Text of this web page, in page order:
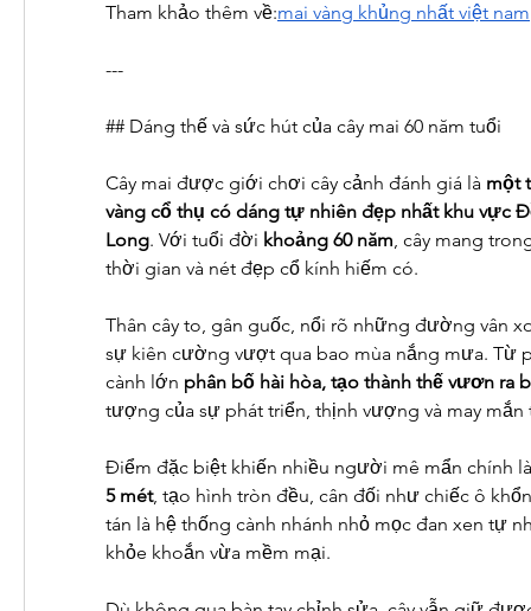
Tham khảo thêm về:mai vàng khủng nhất việt nam
---
## Dáng thế và sức hút của cây mai 60 năm tuổi
Cây mai được giới chơi cây cảnh đánh giá là một
vàng cổ thụ có dáng tự nhiên đẹp nhất khu vực
Long. Với tuổi đời khoảng 60 năm, cây mang
thời gian và nét đẹp cổ kính hiếm có.
Thân cây to, gân guốc, nổi rõ những đường vân
sự kiên cường vượt qua bao mùa nắng mưa. Từ
cành lớn phân bố hài hòa, tạo thành thế vươn ra
tượng của sự phát triển, thịnh vượng và may
Điểm đặc biệt khiến nhiều người mê mẩn chính
5 mét, tạo hình tròn đều, cân đối như chiếc ô
tán là hệ thống cành nhánh nhỏ mọc đan xen tự
khỏe khoắn vừa mềm mại.